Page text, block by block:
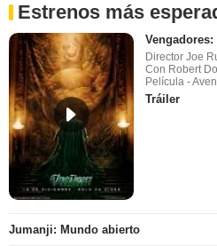
Estrenos más
Director Joe
Con Robert
Película -
Tráiler
Jumanji: Mundo abierto